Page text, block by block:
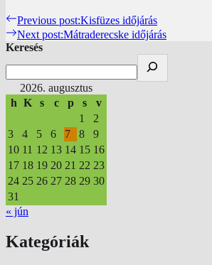
Previous post:Kisfüzes időjárás
Next post:Mátraderecske időjárás
Keresés
2026. augusztus
h K s c p s
v
1
2
3
4 5 6 7 8
9
10 11 12 13 14 15 16
17 18 19 20 21 22 23
24 25 26 27 28 29 30
31
« jún
Kategóriák